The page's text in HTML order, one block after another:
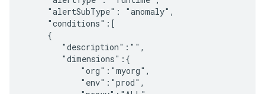
     "alertSubType": "anomaly",
     "conditions":[
     {
        "description":"",
        "dimensions":{
            "org":"myorg",
            "env":"prod",